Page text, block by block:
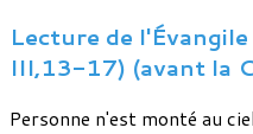
Lecture de
III,13-17) (avant la
Personne n'est monté au